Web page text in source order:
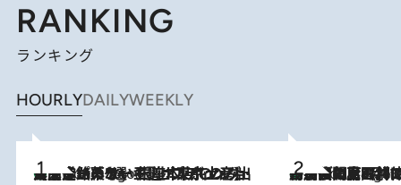
RANKING
ランキング
HOURLYDAILYWEEKLY
7 Hours Ago
【間違いのない王道・東京土産】資生堂パーラー 銀座本店でのみ出会える銘菓5選《極上プディング・濃厚チーズケーキ・ボンボンショコラほか》 7 Hours Ago
「最後に見られてよかった」上野動物園の東園パンダ舎が解体前に特別公開。8月16日まで延長されたパネル展と共に辿る“半世紀”のパンダ飼育《解体工事の図面あり》